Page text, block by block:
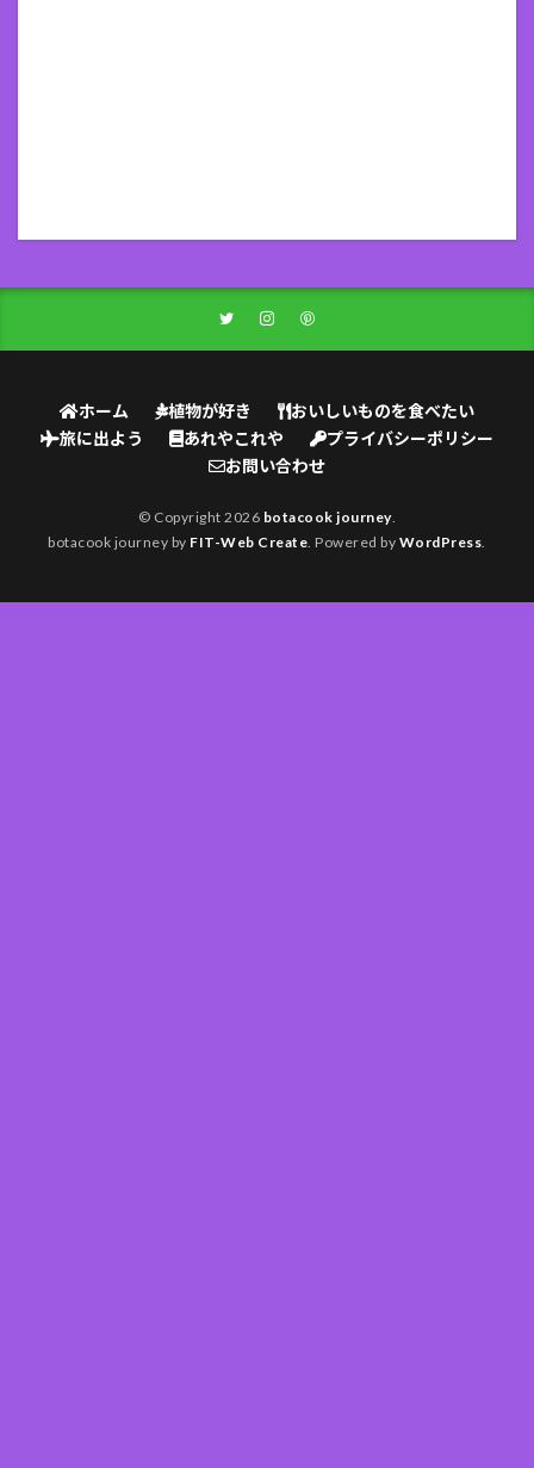
ホーム 植物が好き
おいしいものを食べたい
旅に出よう
あれやこれや
プライバシーポリシー
お問い合わせ
© Copyright 2026 botacook journey.
botacook journey by FIT-Web Create . Powered by WordPress